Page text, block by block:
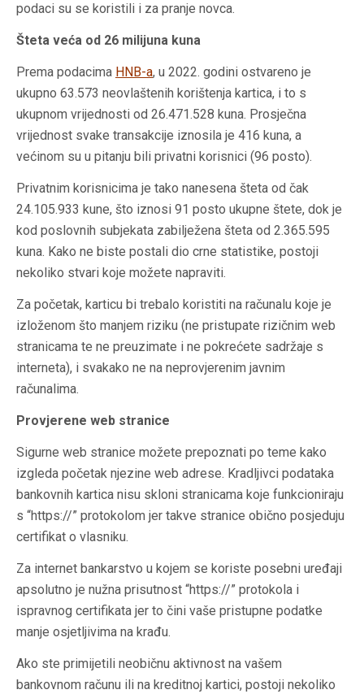
podaci su se koristili i za pranje novca.
Šteta veća od 26 milijuna kuna
Prema podacima HNB-a, u 2022. godini ostvareno je
ukupno 63.573 neovlaštenih korištenja kartica, i to s
ukupnom vrijednosti od 26.471.528 kuna. Prosječna
vrijednost svake transakcije iznosila je 416 kuna, a
većinom su u pitanju bili privatni korisnici (96 posto).
Privatnim korisnicima je tako nanesena šteta od čak
24.105.933 kune, što iznosi 91 posto ukupne štete, dok je
kod poslovnih subjekata zabilježena šteta od 2.365.595
kuna. Kako ne biste postali dio crne statistike, postoji
nekoliko stvari koje možete napraviti.
Za početak, karticu bi trebalo koristiti na računalu koje je
izloženom što manjem riziku (ne pristupate rizičnim web
stranicama te ne preuzimate i ne pokrećete sadržaje s
interneta), i svakako ne na neprovjerenim javnim
računalima.
Provjerene web stranice
Sigurne web stranice možete prepoznati po teme kako
izgleda početak njezine web adrese. Kradljivci podataka
bankovnih kartica nisu skloni stranicama koje funkcioniraju
s “https://” protokolom jer takve stranice obično posjeduju
certifikat o vlasniku.
Za internet bankarstvo u kojem se koriste posebni uređaji
apsolutno je nužna prisutnost “https://” protokola i
ispravnog certifikata jer to čini vaše pristupne podatke
manje osjetljivima na krađu.
Ako ste primijetili neobičnu aktivnost na vašem
bankovnom računu ili na kreditnoj kartici, postoji nekoliko